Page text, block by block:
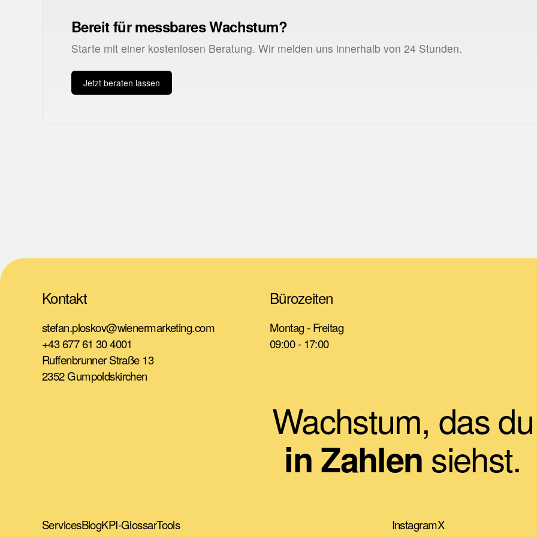
Bereit für messbares Wachstum?
Starte mit einer kostenlosen Beratung. Wir melden uns innerhalb von 24 Stunden.
Jetzt beraten lassen
Kontakt
stefan.ploskov@wienermarketing.com
+43 677 61 30 4001
Ruffenbrunner Straße 13
2352 Gumpoldskirchen
Bürozeiten
Montag - Freitag
09:00 - 17:00
Wachstum, das du
in Zahlen siehst.
ServicesBlogKPI-GlossarTools InstagramX